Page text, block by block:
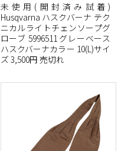
未使用(開封済み試着)
Husqvarna ハスクバーナ テク
ニカルライトチェンソープグ
ローブ 5996511 グレーベース
ハスクバーナカラー 10(L)サイ
ズ 3,500円 売切れ